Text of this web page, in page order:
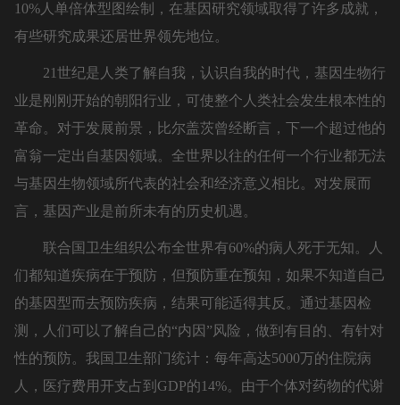
10%人单倍体型图绘制，在基因研究领域取得了许多成就，
有些研究成果还居世界领先地位。
21世纪是人类了解自我，认识自我的时代，基因生物行
业是刚刚开始的朝阳行业，可使整个人类社会发生根本性的
革命。对于发展前景，比尔盖茨曾经断言，下一个超过他的
富翁一定出自基因领域。全世界以往的任何一个行业都无法
与基因生物领域所代表的社会和经济意义相比。对发展而
言，基因产业是前所未有的历史机遇。
联合国卫生组织公布全世界有60%的病人死于无知。人
们都知道疾病在于预防，但预防重在预知，如果不知道自己
的基因型而去预防疾病，结果可能适得其反。通过基因检
测，人们可以了解自己的“内因”风险，做到有目的、有针对
性的预防。我国卫生部门统计：每年高达5000万的住院病
人，医疗费用开支占到GDP的14%。由于个体对药物的代谢